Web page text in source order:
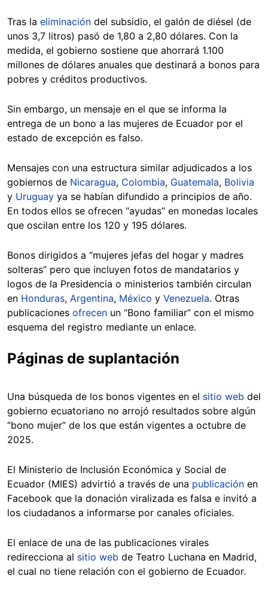
Tras la eliminación del subsidio, el galón de diésel (de
unos 3,7 litros) pasó de 1,80 a 2,80 dólares. Con la
medida, el gobierno sostiene que ahorrará 1.100
millones de dólares anuales que destinará a bonos para
pobres y créditos productivos.
Sin embargo, un mensaje en el que se informa la
entrega de un bono a las mujeres de Ecuador por el
estado de excepción es falso.
Mensajes con una estructura similar adjudicados a los
gobiernos de Nicaragua, Colombia, Guatemala, Bolivia
y Uruguay ya se habían difundido a principios de año.
En todos ellos se ofrecen “ayudas” en monedas locales
que oscilan entre los 120 y 195 dólares.
Bonos dirigidos a “mujeres jefas del hogar y madres
solteras” pero que incluyen fotos de mandatarios y
logos de la Presidencia o ministerios también circulan
en Honduras, Argentina, México y Venezuela. Otras
publicaciones ofrecen un “Bono familiar” con el mismo
esquema del registro mediante un enlace.
Páginas de suplantación
Una búsqueda de los bonos vigentes en el sitio web del
gobierno ecuatoriano no arrojó resultados sobre algún
“bono mujer” de los que están vigentes a octubre de
2025.
El Ministerio de Inclusión Económica y Social de
Ecuador (MIES) advirtió a través de una publicación en
Facebook que la donación viralizada es falsa e invitó a
los ciudadanos a informarse por canales oficiales.
El enlace de una de las publicaciones virales
redirecciona al sitio web de Teatro Luchana en Madrid,
el cual no tiene relación con el gobierno de Ecuador.